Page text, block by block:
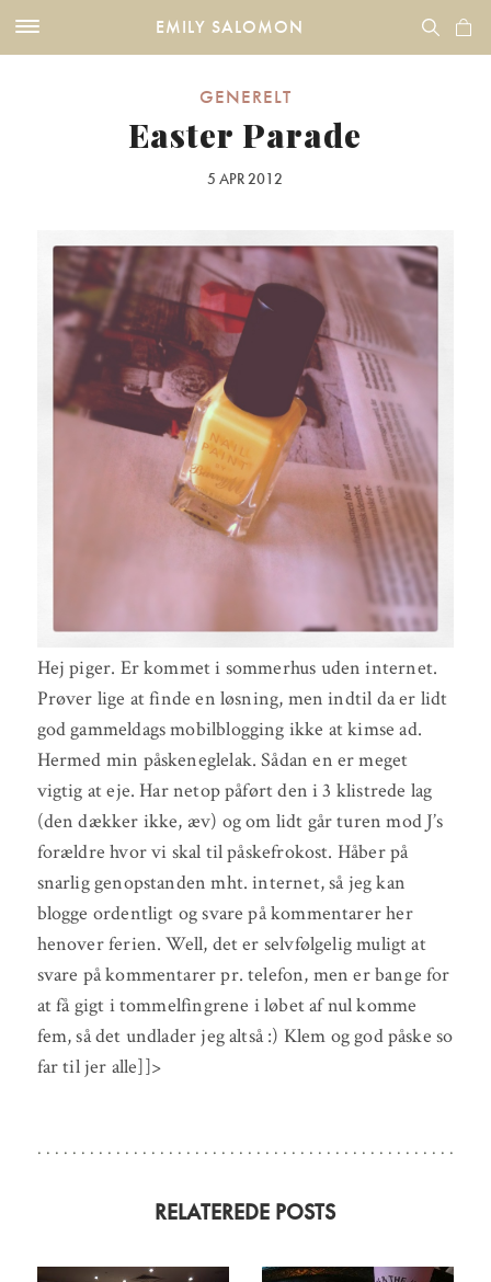
EMILY SALOMON
GENERELT
Easter Parade
5 APR 2012
Hej piger. Er kommet i sommerhus uden internet.
Prøver lige at finde en løsning, men indtil da er lidt
god gammeldags mobilblogging ikke at kimse ad.
Hermed min påskeneglelak. Sådan en er meget
vigtig at eje. Har netop påført den i 3 klistrede lag
(den dækker ikke, æv) og om lidt går turen mod J’s
forældre hvor vi skal til påskefrokost. Håber på
snarlig genopstanden mht. internet, så jeg kan
blogge ordentligt og svare på kommentarer her
henover ferien. Well, det er selvfølgelig muligt at
svare på kommentarer pr. telefon, men er bange for
at få gigt i tommelfingrene i løbet af nul komme
fem, så det undlader jeg altså :) Klem og god påske so
far til jer alle]]>
RELATEREDE POSTS